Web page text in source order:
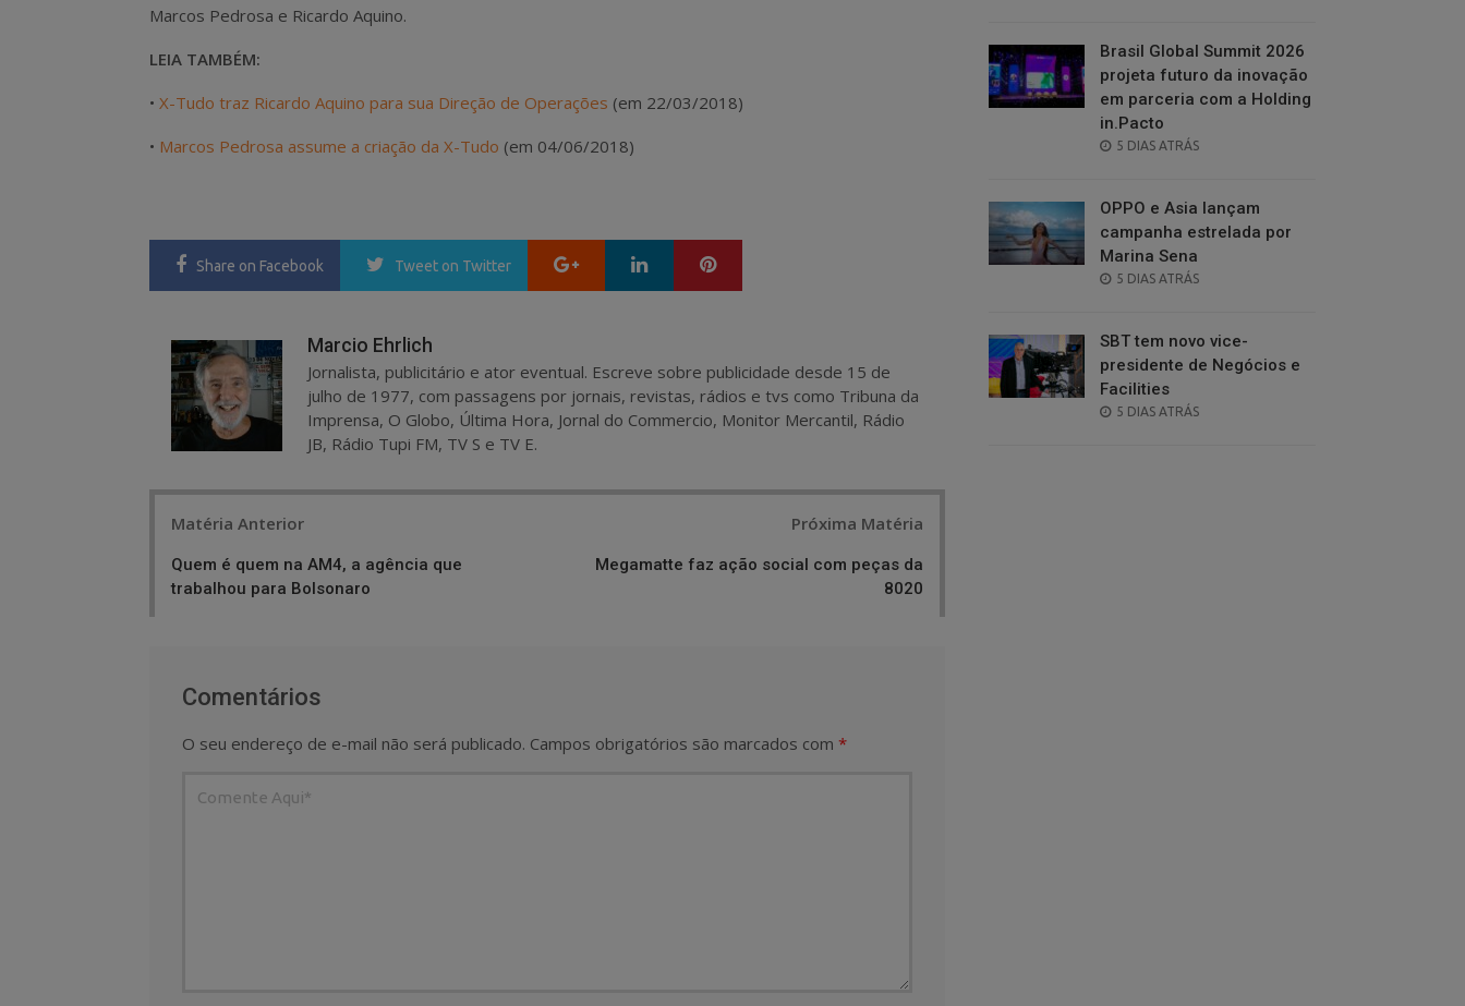
Marcos Pedrosa e Ricardo Aquino.
LEIA TAMBÉM:
• X-Tudo traz Ricardo Aquino para sua Direção de Operações (em 22/03/2018)
• Marcos Pedrosa assume a criação da X-Tudo (em 04/06/2018)
Share on Facebook Tweet on Twitter Google+ LinkedIn
Marcio Ehrlich
Jornalista, publicitário e ator eventual. Escreve sobre publicidade desde 15 de
julho de 1977, com passagens por jornais, revistas, rádios e tvs como Tribuna da
Imprensa, O Globo, Última Hora, Jornal do Commercio, Monitor Mercantil, Rádio
JB, Rádio Tupi FM, TV S e TV E.
Matéria Anterior
Quem é quem na AM4, a agência que
trabalhou para Bolsonaro
Próxima Matéria
Megamatte faz ação social com peças da
8020
Comentários
O seu endereço de e-mail não será publicado. Campos obrigatórios são marcados com *
Brasil Global Summit 2026
projeta futuro da inovação
em parceria com a Holding
in.Pacto
POSTED
5 DIAS ATRÁS
OPPO e Asia lançam
campanha estrelada por
Marina Sena
POSTED
5 DIAS ATRÁS
SBT tem novo vice-
presidente de Negócios e
Facilities
POSTED
5 DIAS ATRÁS